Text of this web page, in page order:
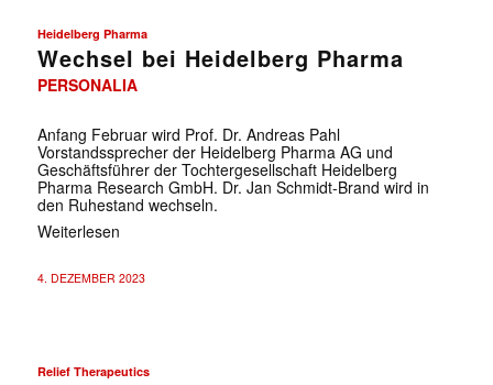
Heidelberg Pharma
Wechsel bei Heidelberg Pharma
PERSONALIA
Anfang Februar wird Prof. Dr. Andreas Pahl
Vorstandssprecher der Heidelberg Pharma AG und
Geschäftsführer der Tochtergesellschaft Heidelberg
Pharma Research GmbH. Dr. Jan Schmidt-Brand wird in
den Ruhestand wechseln.
Weiterlesen
4. DEZEMBER 2023
Relief Therapeutics